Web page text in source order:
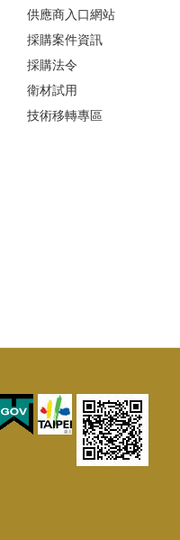
供應商入口網站
採購案件資訊
採購法令
衛材試用
技術移轉專區